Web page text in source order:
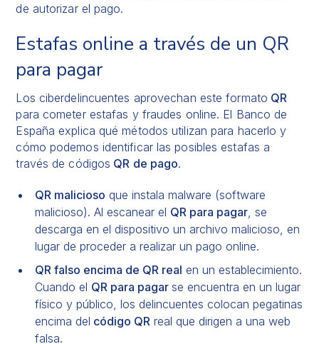
de autorizar el pago.
Estafas online a través de un QR
para pagar
Los ciberdelincuentes aprovechan este formato QR
para cometer estafas y fraudes online. El Banco de
España explica qué métodos utilizan para hacerlo y
cómo podemos identificar las posibles estafas a
través de códigos QR de pago.
QR malicioso que instala malware (software
malicioso). Al escanear el QR para pagar , se
descarga en el dispositivo un archivo malicioso, en
lugar de proceder a realizar un pago online.
QR falso encima de QR real en un establecimiento.
Cuando el QR para pagarse encuentra en un lugar
físico y público, los delincuentes colocan pegatinas
encima del código QR real que dirigen a una web
falsa.